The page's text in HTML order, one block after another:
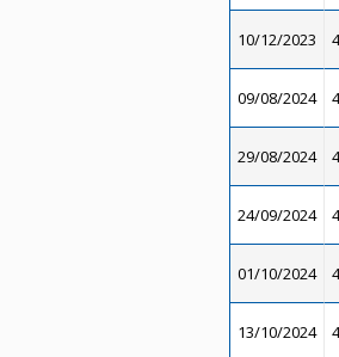
10/12/2023
09/08/2024
29/08/2024
24/09/2024
01/10/2024
13/10/2024